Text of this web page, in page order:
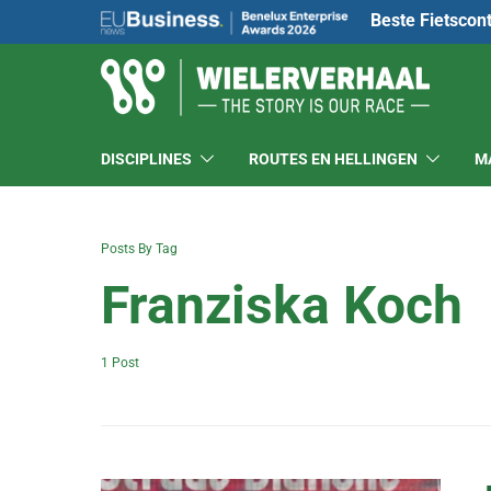
Beste
DISCIPLINES ROUTES EN HELLINGEN
Posts By Tag
Franziska Koch
1 Post